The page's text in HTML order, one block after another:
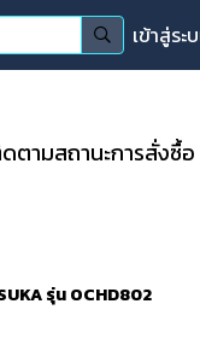
เข้าสู่ระ
ตามสถานะการสั่งซื้อ
รุ่น OCHD802